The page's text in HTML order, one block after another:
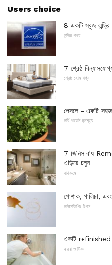
Users choice
8 একটি সবুজ
লন্ড্রি পণ্য
7 শ্রেষ্ঠ
শ্রেষ্ঠ হোম পণ্য
পেসলে - একটি সহজ
হর্বি গার্ডেন মূলসূত্র
7 জিনিস বাঁধ
এড়িয়ে চলুন
বাথরুমে
পোশাক, গালিচা,
হাউসকিপিং টিপস
একটি refinished
ঝরনা ও টিবস